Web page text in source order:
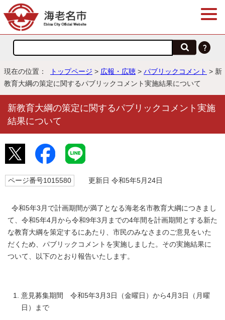
現在の位置： トップページ > 広報・広聴 > パブリックコメント > 新
教育大綱の策定に関するパブリックコメント実施結果について
新教育大綱の策定に関するパブリックコメント実施
結果について
ページ番号1015580 更新日 令和5年5月24日
令和5年3月で計画期間が満了となる海老名市教育大綱につきまし
て、令和5年4月から令和9年3月までの4年間を計画期間とする新た
な教育大綱を策定するにあたり、市民のみなさまのご意見をいた
だくため、パブリックコメントを実施しました。その実施結果に
ついて、以下のとおり報告いたします。
意見募集期間 令和5年3月3日（金曜日）から4月3日（月曜
日）まで